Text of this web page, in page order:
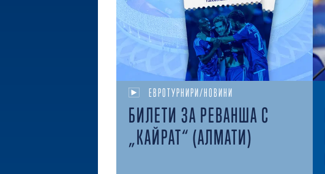
ЕВРОТУРНИРИ/НОВИНИ
БИЛЕТИ ЗА РЕВАНША С
„КАЙРАТ“ (АЛМАТИ)